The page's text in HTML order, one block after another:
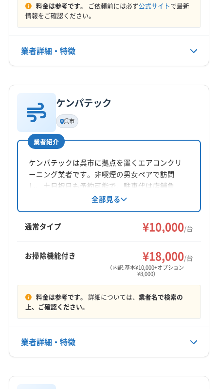
料金は参考です。 ご依頼前には必ず公式サイトで最新
情報をご確認ください。
業者詳細・特徴
基本情報
代表者名
松永裕之
所在地
広島県呉市
対応地域
江田島市 竹原市
安芸郡海田町
安芸郡熊野町 安芸郡坂町 安芸郡府中町
電話番号
公式HP
ケンパテック
呉市
業者紹介
ケンパテックは呉市に拠点を置くエアコンクリ
ーニング業者です。非喫煙の男女ペアで訪問
し、土日祝日も予約可能で、駐車代は店舗負
担。開店3年目、実務経験7年の木内健介氏が店
長を務め、安心のサービスを提供します。台数
に応じた割引も魅力です。
全部見る
通常タイプ ¥10,000/台
お掃除機能付き ¥18,000/台
（内訳:基本¥10,000+オプション
¥8,000）
料金は参考です。 詳細については、 業者名で検索の
上、ご確認ください。
業者詳細・特徴